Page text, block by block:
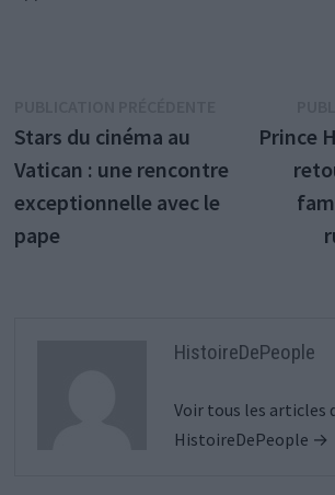
de
l’article
précédente :
Stars du cinéma au
Vatican : une rencontre
exceptionnelle avec le
pape
Prince
HistoireDePeople
Voir tous les articles
HistoireDePeople →